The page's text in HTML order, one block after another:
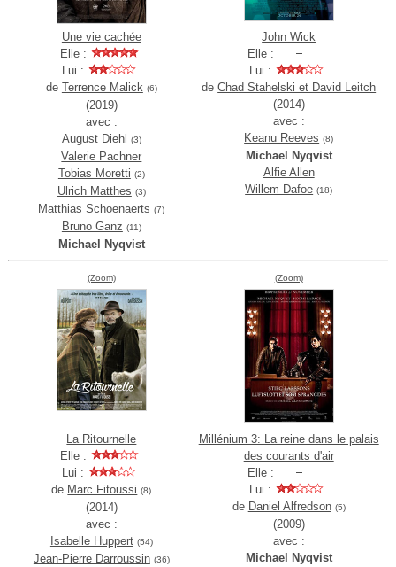
Une vie cachée
Elle :
Lui :
de Terrence Malick (6)
(2019)
avec :
August Diehl
(3)
Valerie Pachner
Tobias Moretti (2)
Ulrich Matthes (3)
Matthias Schoenaerts (7)
Bruno Ganz (11)
Michael Nyqvist
John Wick
Elle :
Lui :
deChad Stahelski et David Leitch
(2014)
avec :
Keanu Reeves (8)
Michael Nyqvist
Alfie Allen
Willem Dafoe (18)
(Zoom)
La Ritournelle
Elle :
Lui :
de Marc Fitoussi (8)
(2014)
avec :
Isabelle Huppert (54)
Jean-Pierre Darroussin (36)
(Zoom)
Millénium 3: La reine dans le palais
des courants d'air
Elle :
Lui :
de Daniel Alfredson (5)
(2009)
avec :
Michael Nyqvist